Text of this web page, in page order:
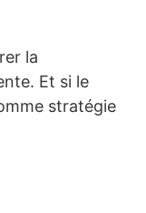
la
Et si le
stratégie